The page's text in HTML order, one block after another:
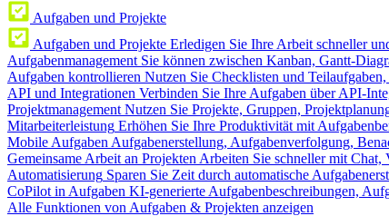
Aufgaben und Projekte
Aufgaben und Projekte Erledigen Sie Ihre Arbeit schneller
Aufgabenmanagement Sie können zwischen Kanban, Gantt-
Aufgaben kontrollieren Nutzen Sie Checklisten und
API und Integrationen Verbinden Sie Ihre Aufgaben über API-
Projektmanagement Nutzen Sie Projekte, Gruppen,
Mitarbeiterleistung Erhöhen Sie Ihre Produktivität mit
Mobile Aufgaben Aufgabenerstellung, Aufgabenverfolgung,
Gemeinsame Arbeit an Projekten Arbeiten Sie schneller mit Chat,
Automatisierung Sparen Sie Zeit durch automatische
CoPilot in Aufgaben KI-generierte Aufgabenbeschreibungen,
Alle Funktionen von Aufgaben & Projekten anzeigen